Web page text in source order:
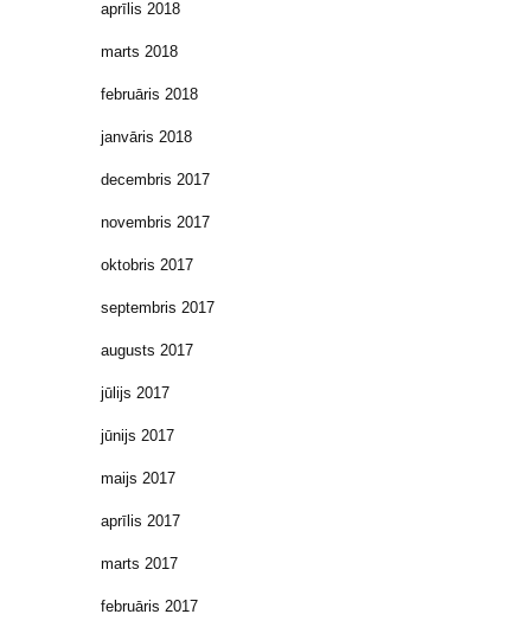
aprīlis 2018
marts 2018
februāris 2018
janvāris 2018
decembris 2017
novembris 2017
oktobris 2017
septembris 2017
augusts 2017
jūlijs 2017
jūnijs 2017
maijs 2017
aprīlis 2017
marts 2017
februāris 2017